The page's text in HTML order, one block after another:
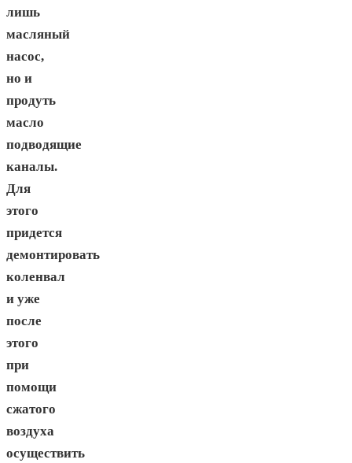
лишь
масляный
насос,
но и
продуть
масло
подводящие
каналы.
Для
этого
придется
демонтировать
коленвал
и уже
после
этого
при
помощи
сжатого
воздуха
осуществить